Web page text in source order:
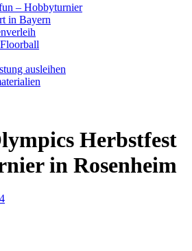
– Hobbyturnier
in Bayern
ausleihen
Herbstfest
in Rosenheim